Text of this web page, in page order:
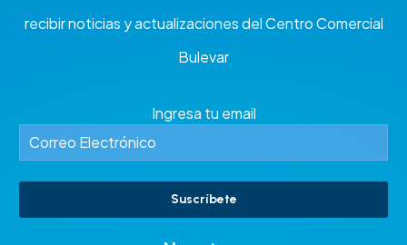
recibir noticias y actualizaciones del Centro Comercial
Bulevar
Ingresa tu email
Suscríbete